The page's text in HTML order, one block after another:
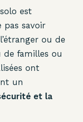
est
pas savoir
ou de
de familles ou
ont
un
et la